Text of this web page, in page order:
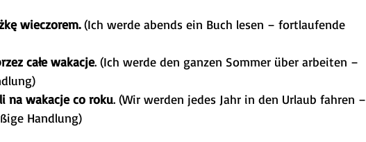
wieczorem. (Ich werde abends ein Buch lesen – fortlaufende
całe wakacje. (Ich werde den ganzen Sommer über arbeiten –
na wakacje co roku. (Wir werden jedes Jahr in den Urlaub fahren –
Handlung)